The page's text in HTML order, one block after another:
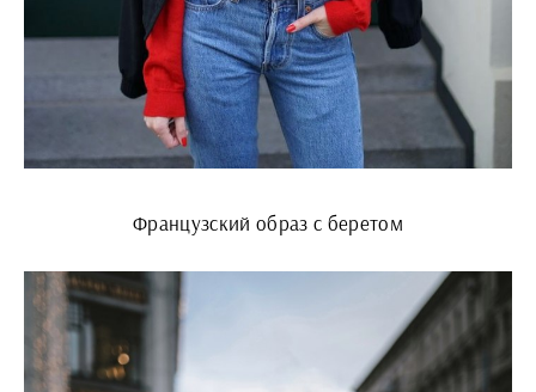
Французский образ с беретом